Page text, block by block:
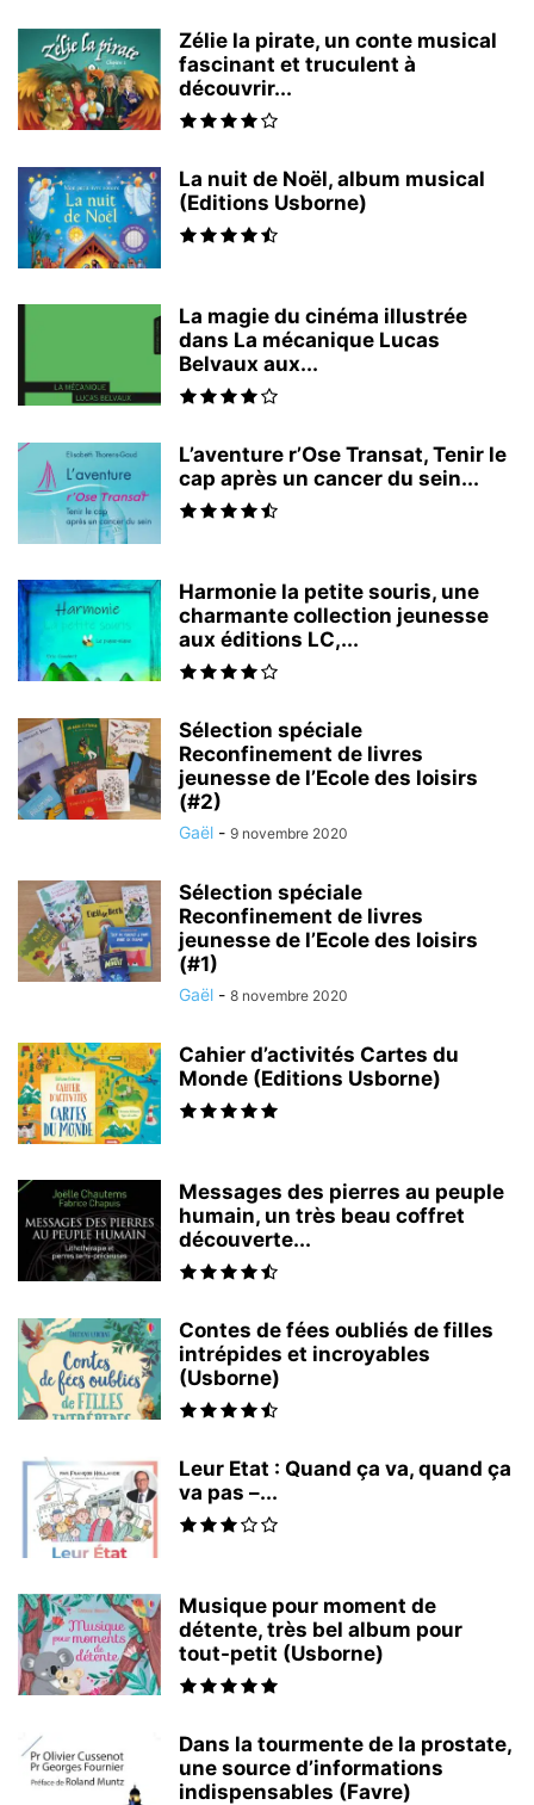
Zélie la pirate, un conte musical
fascinant et truculent à
découvrir...
La nuit de Noël, album musical
(Editions Usborne)
La magie du cinéma illustrée
dans La mécanique Lucas
Belvaux aux...
L’aventure r’Ose Transat, Tenir le
cap après un cancer du sein...
Harmonie la petite souris, une
charmante collection jeunesse
aux éditions LC,...
Sélection spéciale
Reconfinement de livres
jeunesse de l’Ecole des loisirs
(#2)
Gaël - 9 novembre 2020
Sélection spéciale
Reconfinement de livres
jeunesse de l’Ecole des loisirs
(#1)
Gaël - 8 novembre 2020
Cahier d’activités Cartes du
Monde (Editions Usborne)
Messages des pierres au peuple
humain, un très beau coffret
découverte...
Contes de fées oubliés de filles
intrépides et incroyables
(Usborne)
Leur Etat : Quand ça va, quand ça
va pas –...
Musique pour moment de
détente, très bel album pour
tout-petit (Usborne)
Dans la tourmente de la prostate,
une source d’informations
indispensables (Favre)